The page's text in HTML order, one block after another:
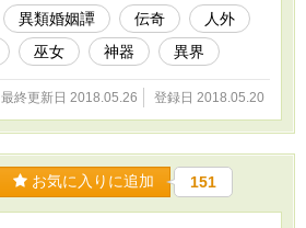
異類婚姻譚 伝奇
人外
巫女 神器 異界
最終更新日 2018.05.26 登録日 2018.05.20
お気に入りに追加 151